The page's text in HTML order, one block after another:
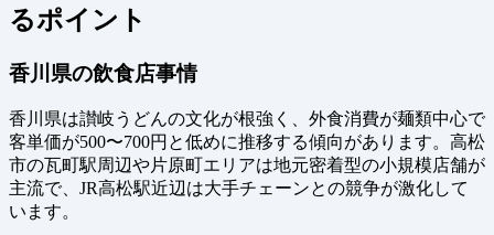
るポイント
香川県の飲食店事情
香川県は讃岐うどんの文化が根強く、外食消費が麺類中心で
客単価が500〜700円と低めに推移する傾向があります。高松
市の瓦町駅周辺や片原町エリアは地元密着型の小規模店舗が
主流で、JR高松駅近辺は大手チェーンとの競争が激化して
います。